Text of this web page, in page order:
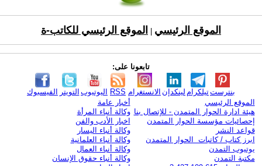
الموقع الرئيسي الموقع الرئيسي للكاتب-ة
تابعونا على:
الفيسبوك التويتر اليوتيوب RSS الانستغرام لينكدإن تيلكرامبنترست
الموقع الرئيسي
هيئة ادارة الحوار المتمدن - للإتصال بنا
إحصائيات مؤسسة الحوار المتمدن
قواعد النشر
ابرز كتاب / كاتبات الحوار المتمدن
يوتيوب التمدن
مكتبة التمدن
أخبار عامة
وكالة أنباء المرأة
اخبار الأدب والفن
وكالة أنباء اليسار
وكالة أنباء العلمانية
وكالة أنباء العمال
وكالة أنباء حقوق الإنسان